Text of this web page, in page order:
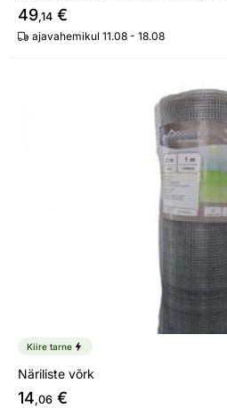
49,14 €
ajavahemikul 11.08 - 18.08
Kiire tarne
Näriliste võrk
14,06 €